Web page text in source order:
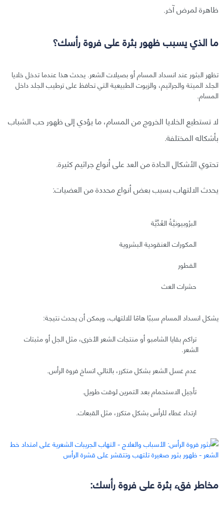
ظاهرة لمرض آخر.
ما الذي يسبب ظهور بثرة على فروة رأسك؟
تظهر البثور عند انسداد المسام أو بصيلات الشعر. يحدث هذا عندما تدخل خلايا
الجلد الميتة والجراثيم، والزيوت الطبيعية التي تحافظ على ترطيب الجلد داخل
المسام.
لا تستطيع الخلايا الخروج من المسام، ما يؤدي إلى ظهور حب الشباب
بأشكاله المختلفة.
تحتوي الأشكال الحادة من العد على أنواع جراثيم كثيرة.
يحدث الالتهاب بسبب بعض أنواع محددة من العضيات:
البرُوبيونيَّةُ العُدِّيَّة
المكورات العنقودية البشروية
الفطور
حشرات العث
يشكل انسداد المسام سببًا هامًا للالتهاب، ويمكن أن يحدث نتيجة:
تراكم بقايا الشامبو أو منتجات الشعر الأخرى، مثل الجل أو مثبتات
الشعر.
عدم غسل الشعر بشكل متكرر، بالتالي اتساخ فروة الرأس.
تأجيل الاستحمام بعد التمرين لوقت طويل.
ارتداء غطاء للرأس بشكل متكرر، مثل القبعات.
مخاطر فقء بثرة على فروة رأسك: